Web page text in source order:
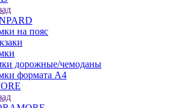
на пояс
дорожные/чемоданы
формата А4